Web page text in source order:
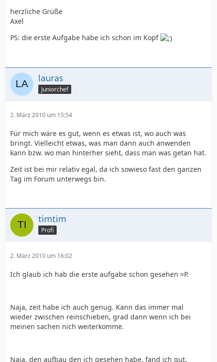
herzliche Grüße
Axel
PS: die erste Aufgabe habe ich schon im Kopf
lauras
Juniorchef
2. März 2010 um 15:54
Für mich wäre es gut, wenn es etwas ist, wo auch was
bringt. Vielleicht etwas, was man dann auch anwenden
kann bzw. wo man hinterher sieht, dass man was getan hat.
Zeit ist bei mir relativ egal, da ich sowieso fast den ganzen
Tag im Forum unterwegs bin.
timtim
Profi
2. März 2010 um 16:02
Ich glaub ich hab die erste aufgabe schon gesehen =P.
Naja, zeit habe ich auch genug. Kann das immer mal
wieder zwischen reinschieben, grad dann wenn ich bei
meinen sachen nich weiterkomme.
Naja, den aufbau den ich gesehen habe, fand ich gut.